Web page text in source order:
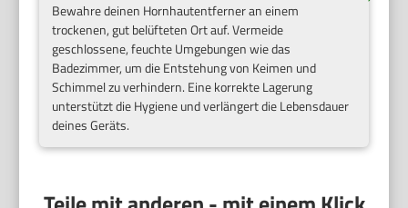
Bewahre deinen Hornhautentferner an einem
trockenen, gut belüfteten Ort auf. Vermeide
geschlossene, feuchte Umgebungen wie das
Badezimmer, um die Entstehung von Keimen und
Schimmel zu verhindern. Eine korrekte Lagerung
unterstützt die Hygiene und verlängert die Lebensdauer
deines Geräts.